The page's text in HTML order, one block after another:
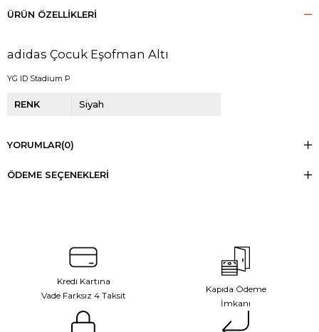
ÜRÜN ÖZELLIKLERI
adidas Çocuk Eşofman Altı
YG ID Stadium P
RENK Siyah
YORUMLAR(0)
ÖDEME SEÇENEKLERI
Kredi Kartına
Vade Farksız 4 Taksit
Kapıda Ödeme
İmkanı